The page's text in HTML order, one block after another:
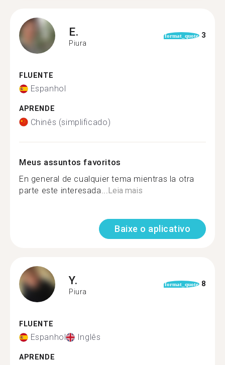
E.
Piura
format_quote 3
FLUENTE
Espanhol
APRENDE
Chinês (simplificado)
Meus assuntos favoritos
En general de cualquier tema mientras la otra
parte este interesada... Leia mais
Baixe o aplicativo
Y.
Piura
format_quote 8
FLUENTE
Espanhol Inglês
APRENDE